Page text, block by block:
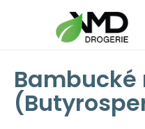
Bambucké